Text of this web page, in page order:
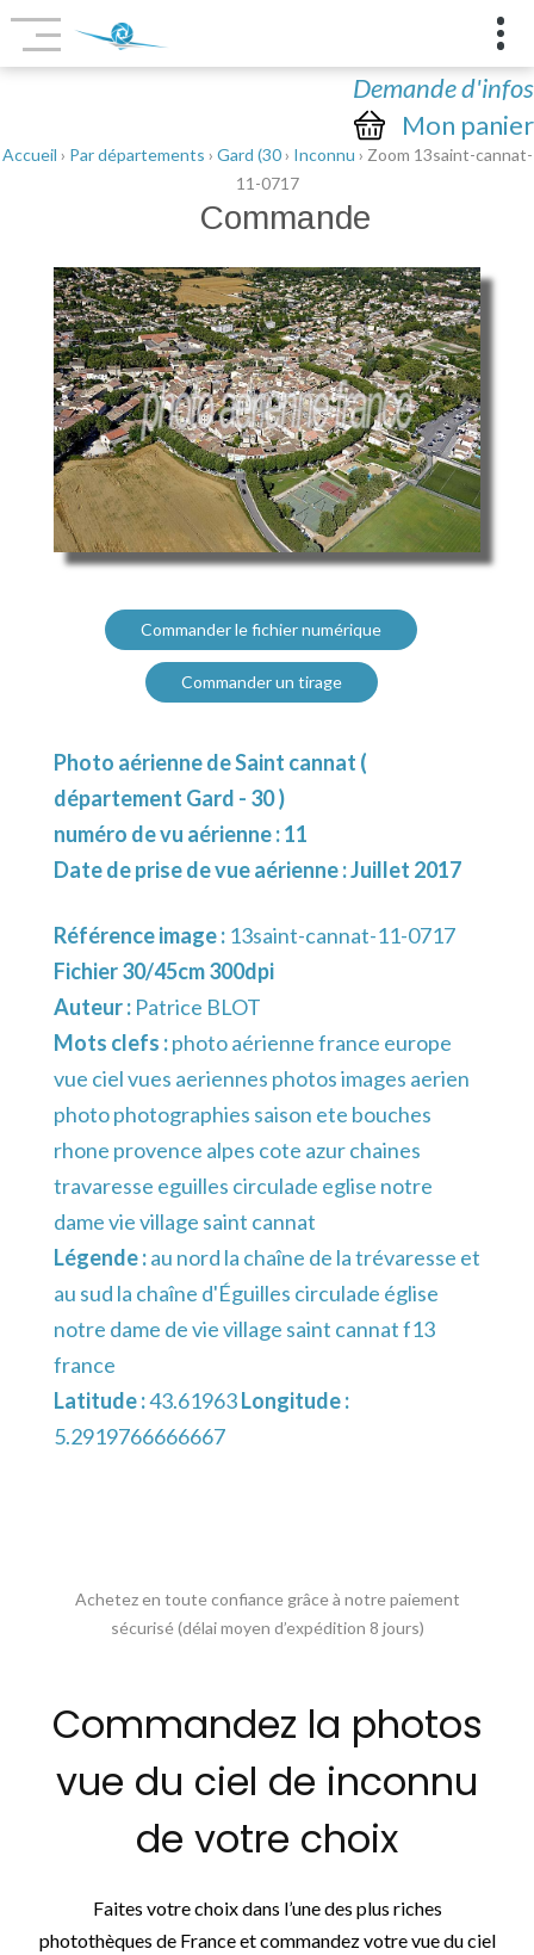
Demande d'infos
Mon panier
Accueil › Par départements › Gard (30› Inconnu › Zoom 13saint-cannat-
11-0717
Commande
Commander le fichier numérique
Commander un tirage
Photo aérienne de Saint cannat (
département Gard - 30 )
numéro de vu aérienne : 11
Date de prise de vue aérienne : Juillet 2017
Référence image : 13saint-cannat-11-0717
Fichier 30/45cm 300dpi
Auteur : Patrice BLOT
Mots clefs :photo aérienne france europe
vue ciel vues aeriennes photos images aerien
photo photographies saison ete bouches
rhone provence alpes cote azur chaines
travaresse eguilles circulade eglise notre
dame vie village saint cannat
Légende :au nord la chaîne de la trévaresse et
au sud la chaîne d'Éguilles circulade église
notre dame de vie village saint cannat f13
france
Latitude :43.61963Longitude :
5.2919766666667
Achetez en toute confiance grâce à notre paiement
sécurisé (délai moyen d’expédition 8 jours)
Commandez la photos
vue du ciel de inconnu
de votre choix
Faites votre choix dans l’une des plus riches
photothèques de France et commandez votre vue du ciel